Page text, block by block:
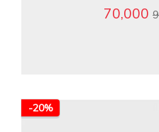
70,000
-20%